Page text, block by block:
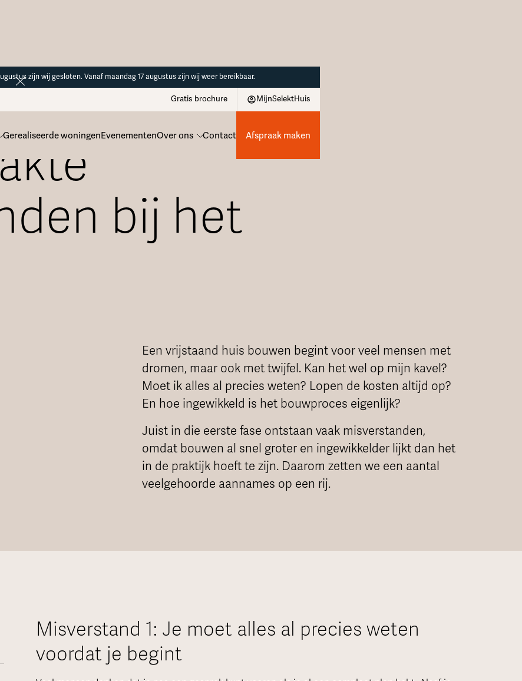
zijn wij gesloten. Vanaf maandag 17 augustus zijn wij weer bereikbaar.
Gerealiseerde woningenEvenementenOver ons Contact
Gratis brochure MijnSelektHuis
Afspraak maken
bij het
Een vrijstaand huis bouwen begint voor veel mensen met
dromen, maar ook met twijfel. Kan het wel op mijn kavel?
Moet ik alles al precies weten? Lopen de kosten altijd op?
En hoe ingewikkeld is het bouwproces eigenlijk?
Juist in die eerste fase ontstaan vaak misverstanden,
omdat bouwen al snel groter en ingewikkelder lijkt dan het
in de praktijk hoeft te zijn. Daarom zetten we een aantal
veelgehoorde aannames op een rij.
Misverstand 1: Je moet alles al precies weten
voordat je begint